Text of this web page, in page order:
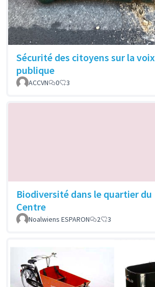
Sécurité des citoyens sur la voix
publique
ACCVN 0 3
Biodiversité dans le quartier du
Centre
Noalwiens ESPARON 2 3